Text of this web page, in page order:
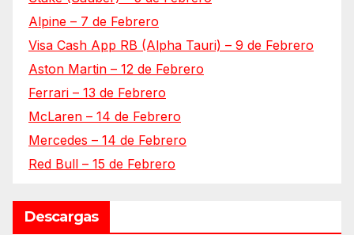
Alpine – 7 de Febrero
Visa Cash App RB (Alpha Tauri) – 9 de Febrero
Aston Martin – 12 de Febrero
Ferrari – 13 de Febrero
McLaren – 14 de Febrero
Mercedes – 14 de Febrero
Red Bull – 15 de Febrero
Descargas